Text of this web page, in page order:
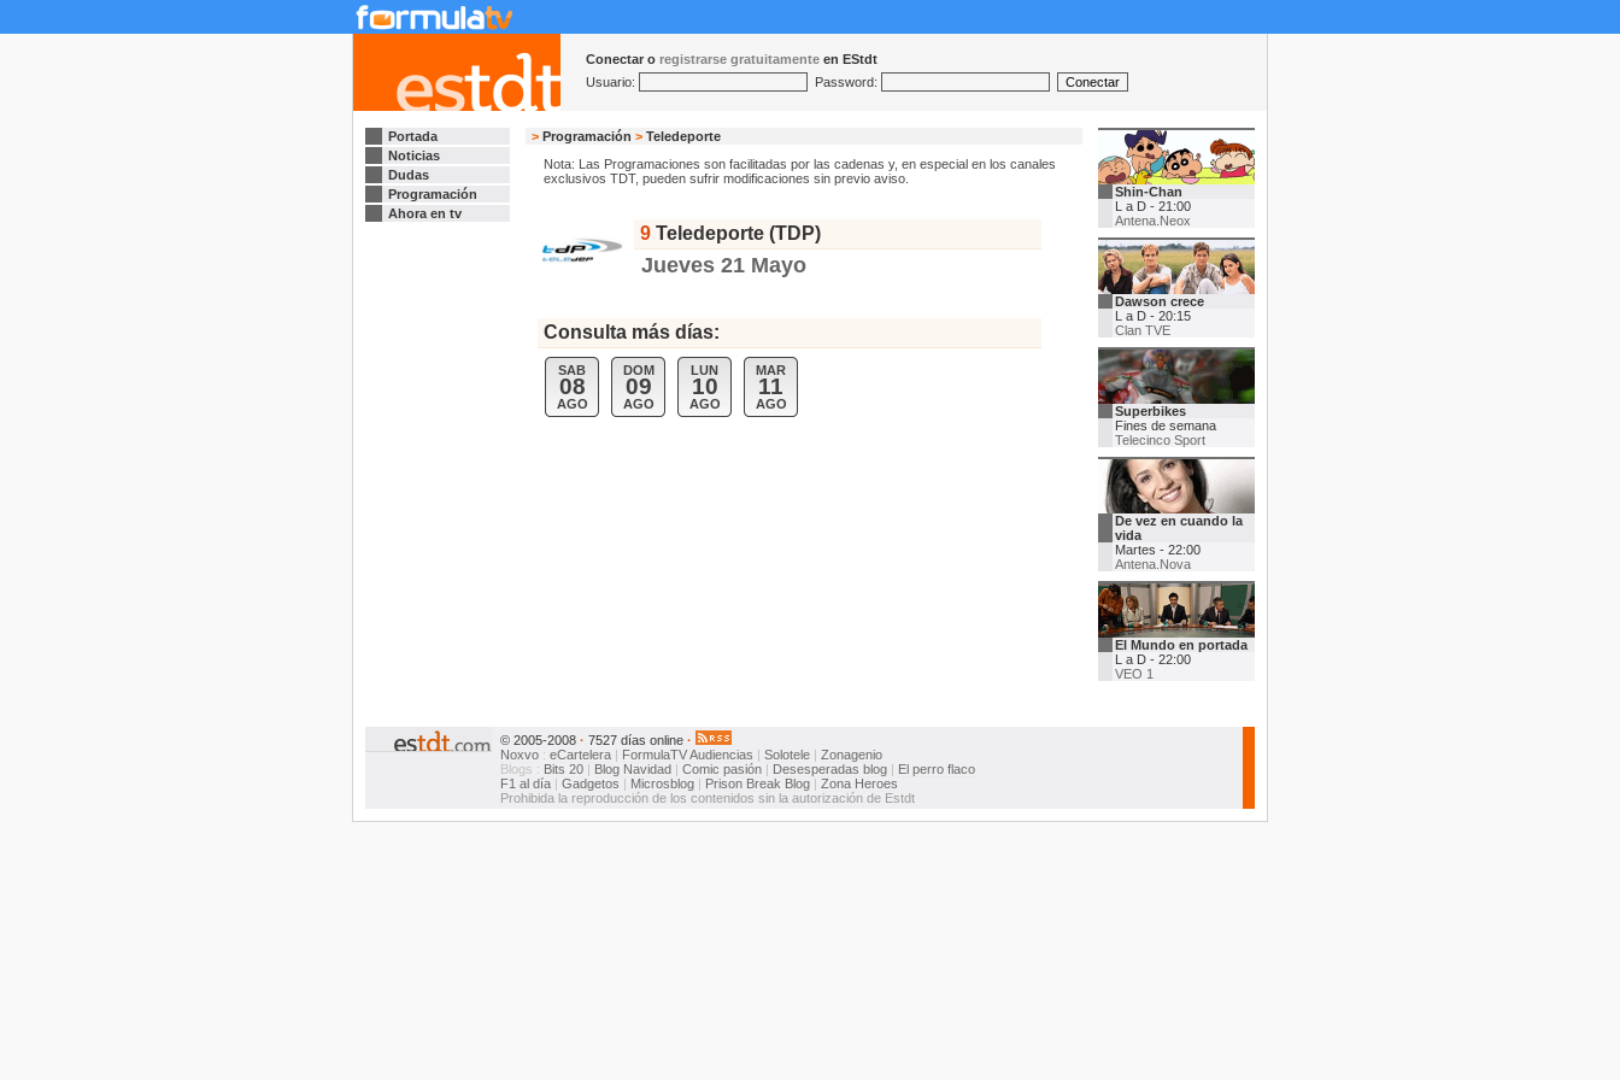
Conectar o registrarse gratuitamente en EStdt
Usuario:
Password:
Portada
Noticias
Dudas
Programación
Ahora en tv
> Programación > Teledeporte
Nota: Las Programaciones son facilitadas por las cadenas y, en especial en los canales
exclusivos TDT, pueden sufrir modificaciones sin previo aviso.
9 Teledeporte (TDP)
Jueves 21 Mayo
Consulta más días:
SAB
08
AGO
DOM
09
AGO
LUN
10
AGO
MAR
11
AGO
Shin-Chan
L a D - 21:00
Antena.Neox
Dawson crece
L a D - 20:15
Clan TVE
Superbikes
Fines de semana
Telecinco Sport
De vez en cuando la
vida
Martes - 22:00
Antena.Nova
El Mundo en portada
L a D - 22:00
VEO 1
© 2005-2008 · 7527 días online ·
Noxvo : eCartelera | FormulaTVAudiencias | Solotele | Zonagenio
Blogs : Bits 20 | Blog Navidad | Comic pasión | Desesperadas blog | El perro flaco
F1 al día | Gadgetos | Microsblog | Prison Break Blog | Zona Heroes
Prohibida la reproducción de los contenidos sin la autorización de Estdt